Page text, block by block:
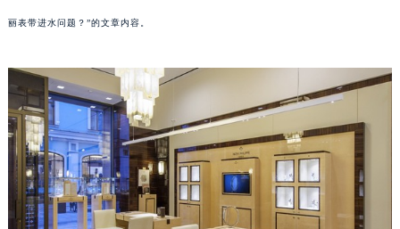
丽表带进水问题？”的文章内容。